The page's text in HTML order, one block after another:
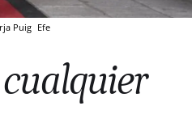
Puig Efe